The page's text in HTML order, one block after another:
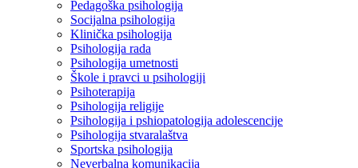
Pedagoška psihologija
Socijalna psihologija
Klinička psihologija
Psihologija rada
Psihologija umetnosti
Škole i pravci u psihologiji
Psihoterapija
Psihologija religije
Psihologija i pshiopatologija adolescencije
Psihologija stvaralaštva
Sportska psihologija
Neverbalna komunikacija